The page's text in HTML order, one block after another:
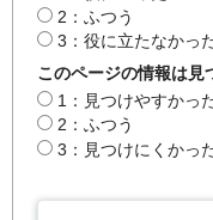
2：ふつう
3：役に立たなかっ
このページの情報は見
1：見つけやすかっ
2：ふつう
3：見つけにくかっ